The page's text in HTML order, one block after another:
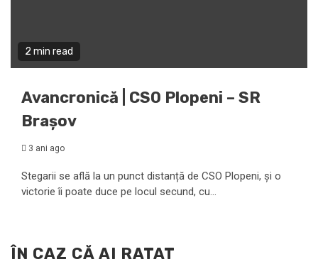
2 min read
Avancronică | CSO Plopeni – SR
Brașov
3 ani ago
Stegarii se află la un punct distanță de CSO Plopeni, și o
victorie îi poate duce pe locul secund, cu...
ÎN CAZ CĂ AI RATAT